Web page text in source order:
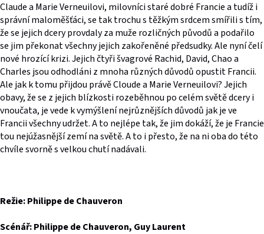
Claude a Marie Verneuilovi, milovníci staré dobré Francie a tudíž i
správní maloměšťáci, se tak trochu s těžkým srdcem smířili s tím,
že se jejich dcery provdaly za muže rozličných původů a podařilo
se jim překonat všechny jejich zakořeněné předsudky. Ale nyní čelí
nové hrozící krizi. Jejich čtyři švagrové Rachid, David, Chao a
Charles jsou odhodláni z mnoha různých důvodů opustit Francii.
Ale jak k tomu přijdou právě Cloude a Marie Verneuilovi? Jejich
obavy, že se z jejich blízkosti rozeběhnou po celém světě dcery i
vnoučata, je vede k vymýšlení nejrůznějších důvodů jak je ve
Francii všechny udržet. A to nejlépe tak, že jim dokáží, že je Francie
tou nejúžasnější zemí na světě. A to i přesto, že na ni oba do této
chvíle svorně s velkou chutí nadávali.
Režie: Philippe de Chauveron
Scénář: Philippe de Chauveron, Guy Laurent